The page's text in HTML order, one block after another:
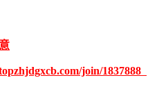
join/1837888